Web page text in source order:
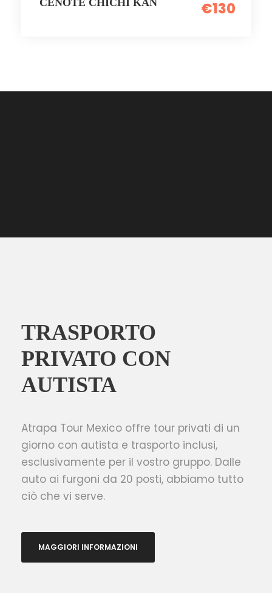
€130
TRASPORTO
PRIVATO CON
AUTISTA
Atrapa Tour Mexico offre tour privati di un
giorno con autista e trasporto inclusi,
esclusivamente per il vostro gruppo. Dalle
auto ai furgoni da 20 posti, abbiamo tutto
ciò che vi serve.
MAGGIORI INFORMAZIONI